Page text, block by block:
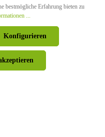
by426 - Your Digital Upgrade
bestmögliche Erfahrung bieten zu
...
Konfigurieren